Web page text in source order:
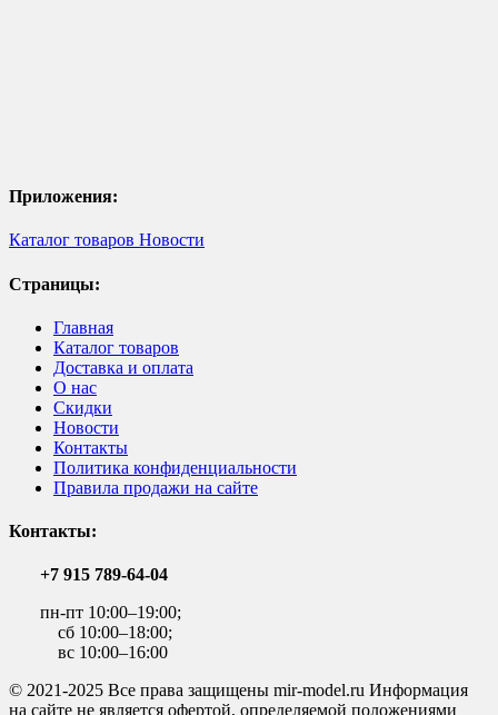
Приложения:
Каталог товаров Новости
Страницы:
Главная
Каталог товаров
Доставка и оплата
О нас
Скидки
Новости
Контакты
Политика конфиденциальности
Правила продажи на сайте
Контакты:
+7 915 789-64-04
пн-пт 10:00–19:00;
сб 10:00–18:00;
вс 10:00–16:00
© 2021-2025 Все права защищены mir-model.ru Информация
на сайте не является офертой, определяемой положениями